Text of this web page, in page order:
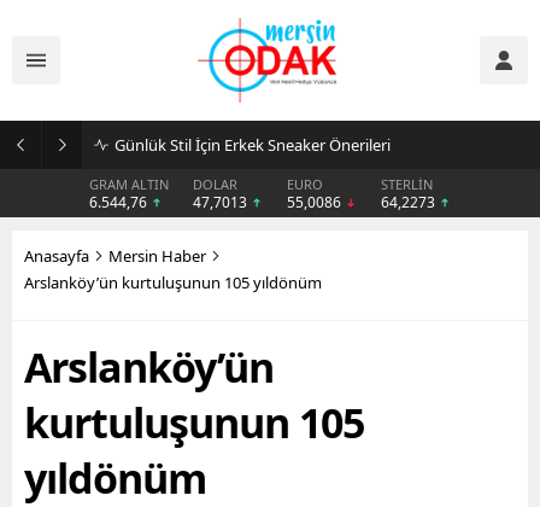
Günlük Stil İçin Erkek Sneaker Önerileri
GRAM ALTIN
6.544,76
DOLAR
47,7013
EURO
55,0086
STERLİN
64,2273
Anasayfa
Mersin Haber
Arslanköy’ün kurtuluşunun 105 yıldönüm
Arslanköy’ün
kurtuluşunun 105
yıldönüm